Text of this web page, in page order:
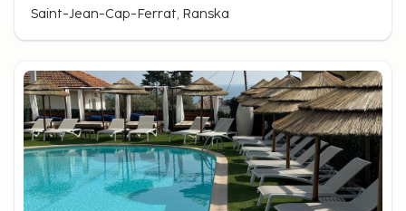
Saint-Jean-Cap-Ferrat, Ranska